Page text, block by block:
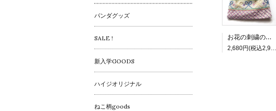
お花の刺繍の四角巾着_3 リボン
パンダグッズ
SALE !
新入学GOODS
ハイジオリジナル
ねこ柄goods